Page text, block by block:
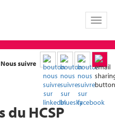
Toggle
Nous suivre
HCSP